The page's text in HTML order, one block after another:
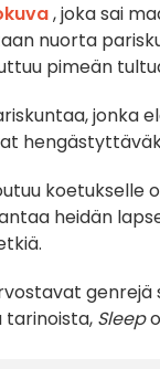
, joka sai
nuorta
pimeän
jonka
koetukselle
heidän
tarinoista, Sleep